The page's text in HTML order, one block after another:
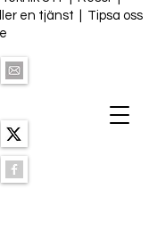
en tjänst
Tipsa oss